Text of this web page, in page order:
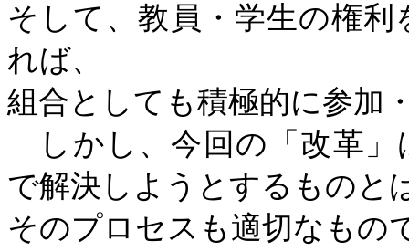
そして、教員・学生の権
れば、
組合としても積極的に参加
しかし、今回の「改革」
で解決しようとするものと
そのプロセスも適切なもの